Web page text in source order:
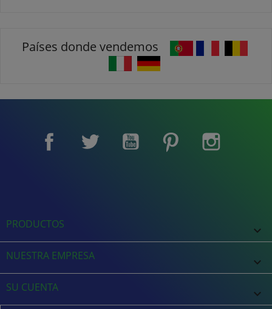
Países donde vendemos
Facebook Twitter YouTube Pinterest
PRODUCTOS 
NUESTRA EMPRESA 
SU CUENTA 